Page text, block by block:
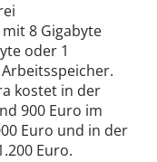
8 Gigabyte
oder 1
kostet in der
900 Euro im
Euro und in der
Euro.